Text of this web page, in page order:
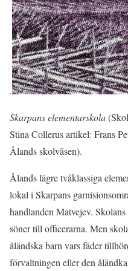
.
Skarpans elementarskola
Stina Collerus artikel: Frans
Ålands skolväsen).
Ålands lägre tvåklassiga
lokal i Skarpans
handlanden Matvejev.
söner till officerarna. Men
åländska barn vars fäder
förvaltningen eller den